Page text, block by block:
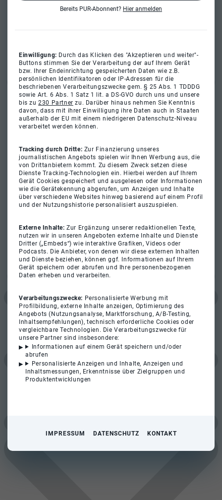
Bereits PUR-Abonnent? Hier anmelden
Einwilligung: Durch das Klicken des "Akzeptieren und weiter"-
Buttons stimmen Sie der Verarbeitung der auf Ihrem Gerät
bzw. Ihrer Endeinrichtung gespeicherten Daten wie z.B.
persönlichen Identifikatoren oder IP-Adressen für die
beschriebenen Verarbeitungszwecke gem. § 25 Abs. 1 TDDDG
sowie Art. 6 Abs. 1 Satz 1 lit. a DS-GVO durch uns und unsere
bis zu230 Partner zu. Darüber hinaus nehmen Sie Kenntnis
davon, dass mit ihrer Einwilligung ihre Daten auch in Staaten
außerhalb der EU mit einem niedrigeren Datenschutz-Niveau
verarbeitet werden können.
Tracking durch Dritte: Zur Finanzierung unseres
journalistischen Angebots spielen wir Ihnen Werbung aus, die
von Drittanbietern kommt. Zu diesem Zweck setzen diese
Dienste Tracking-Technologien ein. Hierbei werden auf Ihrem
Gerät Cookies gespeichert und ausgelesen oder Informationen
wie die Gerätekennung abgerufen, um Anzeigen und Inhalte
über verschiedene Websites hinweg basierend auf einem Profil
und der Nutzungshistorie personalisiert auszuspielen.
Externe Inhalte:Zur Ergänzung unserer redaktionellen Texte,
nutzen wir in unseren Angeboten externe Inhalte und Dienste
Dritter („Embeds“) wie interaktive Grafiken, Videos oder
Podcasts. Die Anbieter, von denen wir diese externen Inhalten
und Dienste beziehen, können ggf. Informationen auf Ihrem
Gerät speichern oder abrufen und Ihre personenbezogenen
Daten erheben und verarbeiten.
Verarbeitungszwecke: Personalisierte Werbung mit
Profilbildung, externe Inhalte anzeigen, Optimierung des
Angebots (Nutzungsanalyse, Marktforschung, A/B-Testing,
Inhaltsempfehlungen), technisch erforderliche Cookies oder
vergleichbare Technologien. Die Verarbeitungszwecke für
unsere Partner sind insbesondere:
Informationen auf einem Gerät speichern und/oder
abrufen
Personalisierte Anzeigen und Inhalte, Anzeigen und
Inhaltsmessungen, Erkenntnisse über Zielgruppen und
Produktentwicklungen
IMPRESSUM DATENSCHUTZ KONTAKT